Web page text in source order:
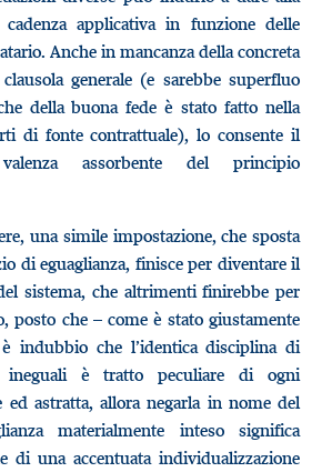
applicativa in funzione delle
Anche in mancanza della concreta
generale (e sarebbe superfluo
della buona fede è stato fatto nella
di fonte contrattuale), lo consente il
assorbente del principio
una simile impostazione, che sposta
di eguaglianza, finisce per diventare il
sistema, che altrimenti finirebbe per
posto che – come è stato giustamente
indubbio che l’identica disciplina di
è tratto peculiare di ogni
ed astratta, allora negarla in nome del
materialmente inteso significa
di una accentuata individualizzazione